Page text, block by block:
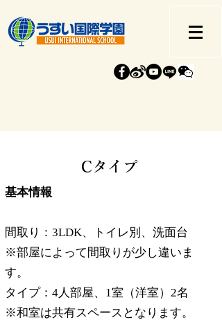
​Cタイプ
基本情報
間取り：3LDK、トイレ別、洗面台
※部屋によって間取りが少し違いま
す。
タイプ：4人部屋、1室（洋室）2名
※和室は共有スペースとなります。